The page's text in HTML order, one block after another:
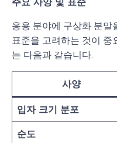
응용 분야에 구상화 분말
표준을 고려하는 것이 중
는 다음과 같습니다.
사양
입자 크기 분포
순도